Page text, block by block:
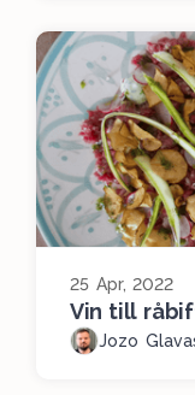
25 Apr, 2022
Vin till
Jozo